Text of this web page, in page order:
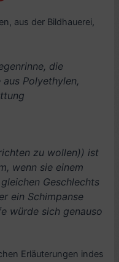
aus der Bildhauerei,
die
Polyethylen,
zu wollen)) ist
wenn sie einem
Geschlechts
ein Schimpanse
würde sich genauso
Erläuterungen indes